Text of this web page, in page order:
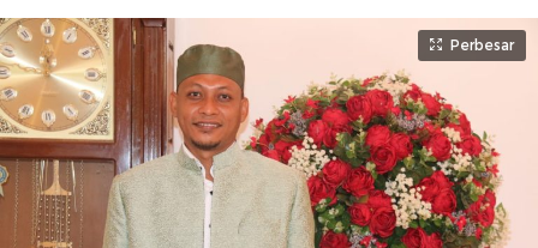
Perbesar